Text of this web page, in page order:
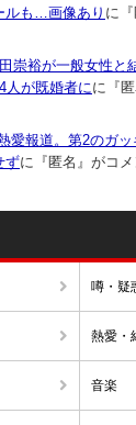
ルも…画像あり に
崇裕が一般女性と
人が既婚者にに『
愛報道。第2のガ
ずに『匿名』がコ
噂・疑
熱愛・
音楽